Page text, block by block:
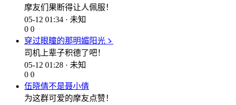
摩友们果断得让人佩服！
05-12 01:34 · 未知
0 0
穿过眼瞳的那明媚阳光ゝ
司机上辈子积德了吧！
05-12 01:28 · 未知
0 0
伍晓倩不是聂小倩
为这群可爱的摩友点赞！